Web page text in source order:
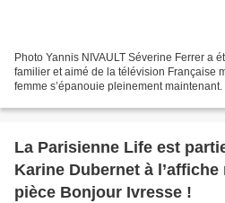
Photo Yannis NIVAULT Séverine Ferrer a
familier et aimé de la télévision Française
femme s’épanouie pleinement
La Parisienne Life est
Karine Dubernet à
pièce Bonjour Ivresse !